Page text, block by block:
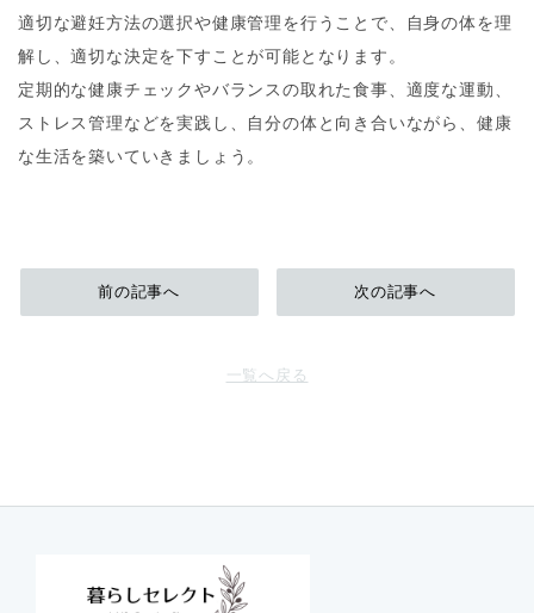
適切な避妊方法の選択や健康管理を行うことで、自身の体を理
解し、適切な決定を下すことが可能となります。
定期的な健康チェックやバランスの取れた食事、適度な運動、
ストレス管理などを実践し、自分の体と向き合いながら、健康
な生活を築いていきましょう。
前の記事へ
一覧へ戻る
次の記事へ